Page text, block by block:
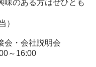
味のある方はぜひとも
）
・会社説明会
～16:00